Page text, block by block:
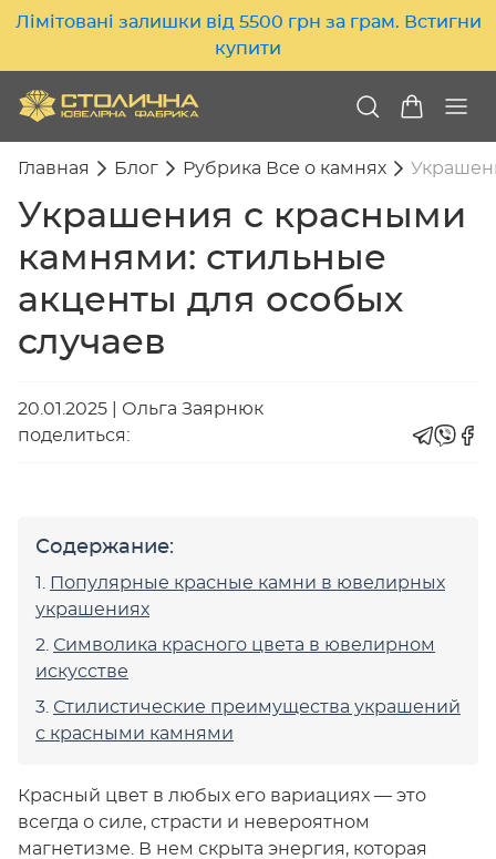
Лімітовані залишки від 5500 грн за грам. Встигни
купити
Главная Блог Рубрика Все о камнях
Украшения с красными
камнями: стильные
акценты для особых
случаев
20.01.2025
Ольга Заярнюк
поделиться:
Содержание:
Популярные красные камни в ювелирных
украшениях
Символика красного цвета в ювелирном
искусстве
Стилистические преимущества украшений
с красными камнями
Красный цвет в любых его вариациях — это
всегда о силе, страсти и невероятном
магнетизме. В нем скрыта энергия, которая